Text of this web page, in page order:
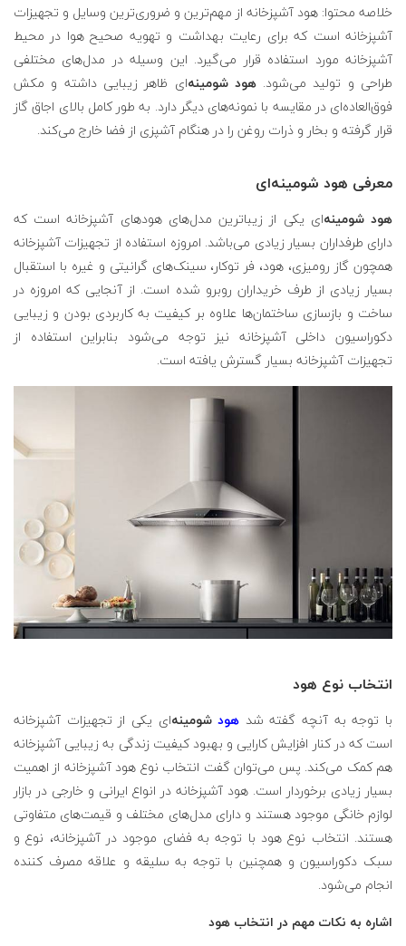
خلاصه محتوا: هود آشپزخانه از مهم‌ترین و ضروری‌ترین وسایل و تجهیزات
آشپزخانه است که برای رعایت بهداشت و تهویه صحیح هوا در محیط
آشپزخانه مورد استفاده قرار می‌گیرد. این وسیله در مدل‌های مختلفی
طراحی و تولید می‌شود.هود شومینه‌ای ظاهر زیبایی داشته و مکش
فوق‌العاده‌ای در مقایسه با نمونه‌های دیگر دارد. به طور کامل بالای اجاق گاز
قرار گرفته و بخار و ذرات روغن را در هنگام آشپزی از فضا خارج می‌کند.
معرفی هود شومینه‌ای
هود شومینه‌ای یکی از زیباترین مدل‌های هودهای آشپزخانه است که
دارای طرفداران بسیار زیادی می‌باشد. امروزه استفاده از تجهیزات آشپزخانه
همچون گاز رومیزی، هود، فر توکار، سینک‌های گرانیتی و غیره با استقبال
بسیار زیادی از طرف خریداران روبرو شده است. از آنجایی که امروزه در
ساخت و بازسازی ساختمان‌ها علاوه بر کیفیت به کاربردی بودن و زیبایی
دکوراسیون داخلی آشپزخانه نیز توجه می‌شود بنابراین استفاده از
تجهیزات آشپزخانه بسیار گسترش یافته است.
انتخاب نوع هود
با توجه به آنچه گفته شد هودشومینه‌ای یکی از تجهیزات آشپزخانه
است که در کنار افزایش کارایی و بهبود کیفیت زندگی به زیبایی آشپزخانه
هم کمک می‌کند. پس می‌توان گفت انتخاب نوع هود آشپزخانه از اهمیت
بسیار زیادی برخوردار است. هود آشپزخانه در انواع ایرانی و خارجی در بازار
لوازم خانگی موجود هستند و دارای مدل‌های مختلف و قیمت‌های متفاوتی
هستند. انتخاب نوع هود با توجه به فضای موجود در آشپزخانه، نوع و
سبک دکوراسیون و همچنین با توجه به سلیقه و علاقه مصرف کننده
انجام می‌شود.
اشاره به نکات مهم در انتخاب هود